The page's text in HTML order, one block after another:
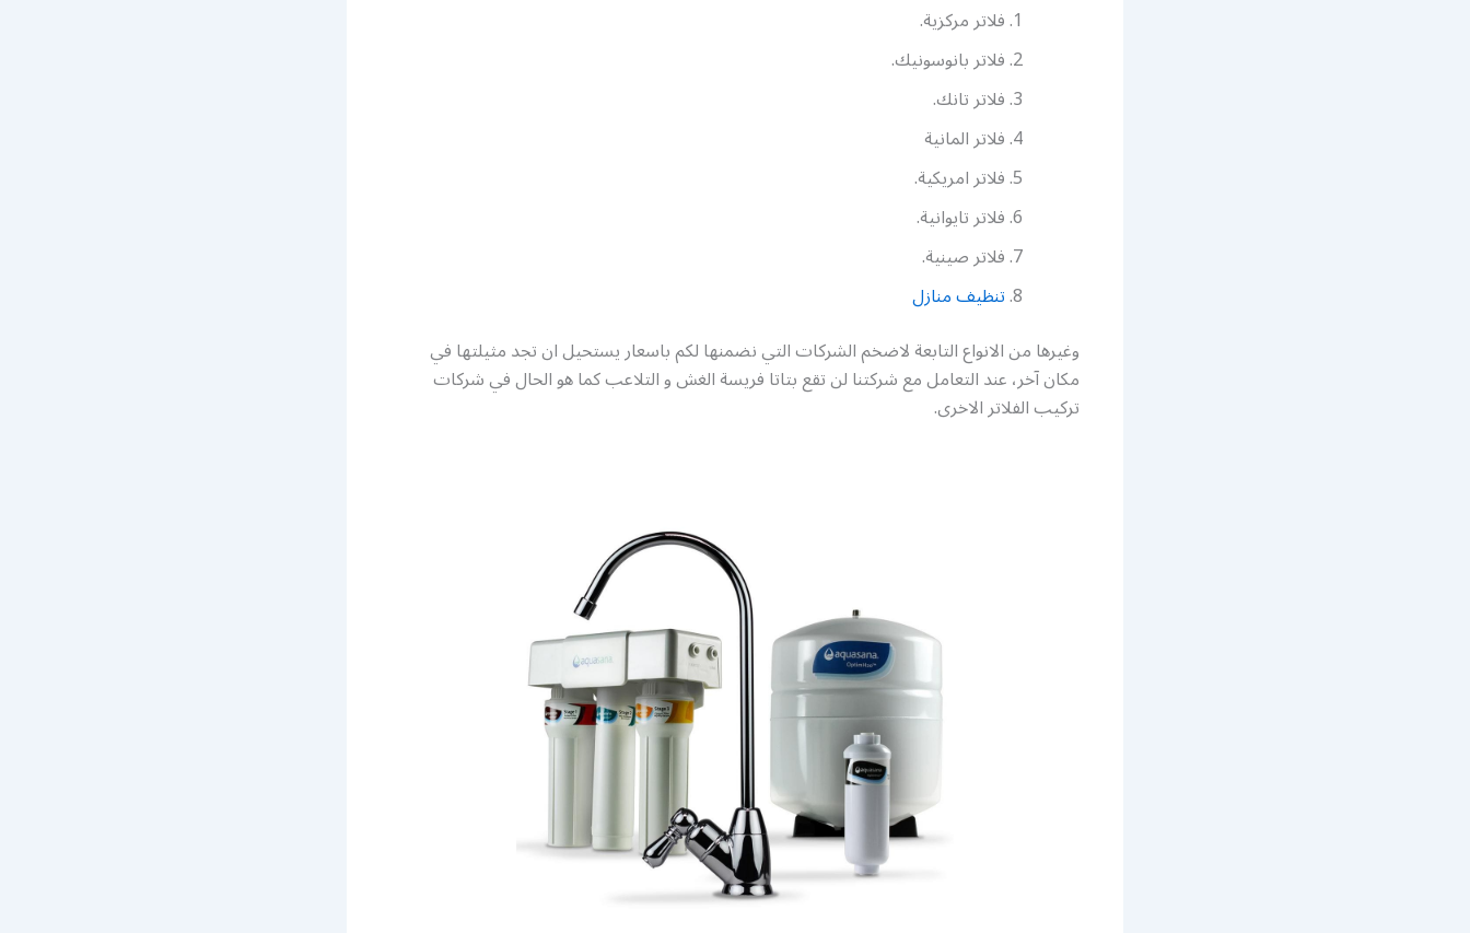
فلاتر مركزية.
فلاتر بانوسونيك.
فلاتر تانك.
فلاتر المانية
فلاتر امريكية.
فلاتر تايوانية.
فلاتر صينية.
تنظيف منازل
وغيرها من الانواع التابعة لاضخم الشركات التي نضمنها لكم باسعار يستحيل ان تجد مثيلتها في
مكان آخر، عند التعامل مع شركتنا لن تقع بتاتا فريسة الغش و التلاعب كما هو الحال في شركات
تركيب الفلاتر الاخرى.